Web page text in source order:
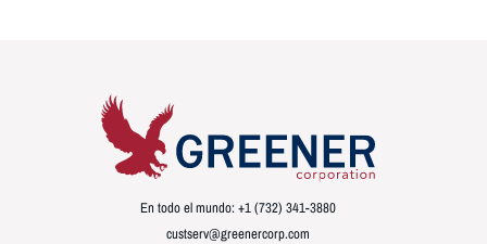
En todo el mundo: +1 (732) 341-3880
custserv@greenercorp.com